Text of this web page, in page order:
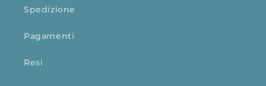
Spedizione
Pagamenti
Resi